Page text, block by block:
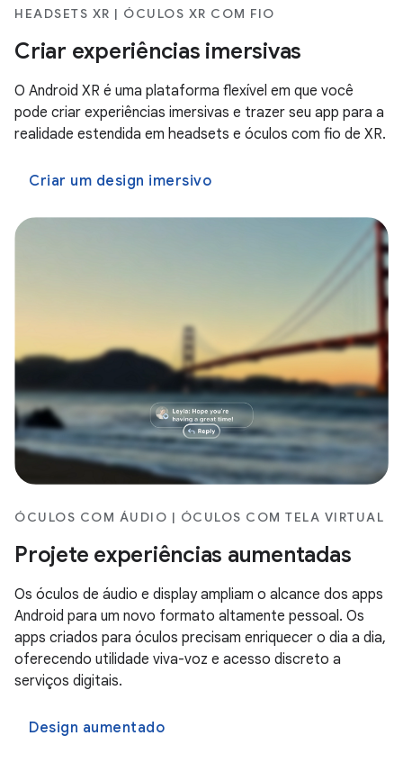
HEADSETS XR | ÓCULOS XR COM FIO
Criar experiências imersivas
O Android XR é uma plataforma flexível em que você
pode criar experiências imersivas e trazer seu app para a
realidade estendida em headsets e óculos com fio de XR.
Criar um design imersivo
ÓCULOS COM ÁUDIO | ÓCULOS COM TELA VIRTUAL
Projete experiências aumentadas
Os óculos de áudio e display ampliam o alcance dos apps
Android para um novo formato altamente pessoal. Os
apps criados para óculos precisam enriquecer o dia a dia,
oferecendo utilidade viva-voz e acesso discreto a
serviços digitais.
Design aumentado